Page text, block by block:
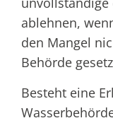
ablehnen,
den Mangel
Behörde
Besteht eine